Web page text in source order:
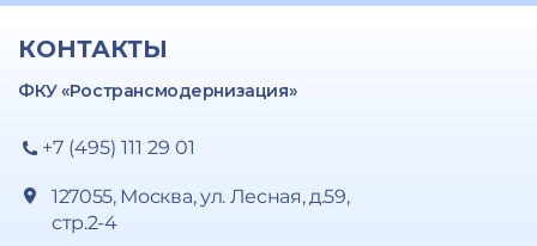
КОНТАКТЫ
ФКУ «Ространсмодернизация»
+7 (495) 111 29 01
127055, Москва, ул. Лесная, д.59,
стр.2-4